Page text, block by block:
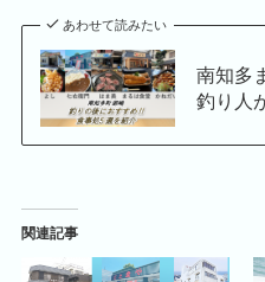
あわせて読みたい
南知多
釣り人
関連記事